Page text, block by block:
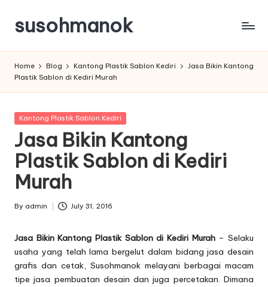
Skip
content
susohmanok
Home Blog Kantong Plastik Sablon Kediri
Jasa Bikin Kantong
Plastik Sablon di Kediri Murah
Posted
Kantong Plastik Sablon Kediri
Jasa Bikin Kantong
Plastik Sablon di Kediri
Murah
Posted
By admin July 31, 2016
Jasa Bikin Kantong Plastik Sablon di Kediri Murah– Selaku
usaha yang telah lama bergelut dalam bidang jasa desain
grafis dan cetak, Susohmanok melayani berbagai macam
tipe jasa pembuatan desain dan juga percetakan. Dimana